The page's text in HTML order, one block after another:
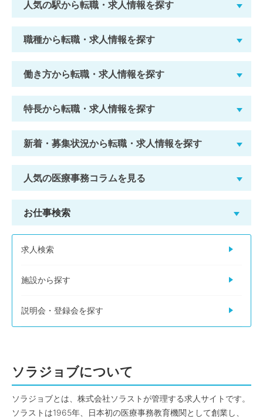
人気の駅から転職・求人情報を探す
職種から転職・求人情報を探す
働き方から転職・求人情報を探す
特長から転職・求人情報を探す
新着・募集状況から転職・求人情報を探す
人気の医療事務コラムを見る
お仕事検索
求人検索
施設から探す
説明会・登録会を探す
ソラジョブについて
ソラジョブとは、株式会社ソラストが管理する求人サイトです。
ソラストは1965年、日本初の医療事務教育機関として創業し、